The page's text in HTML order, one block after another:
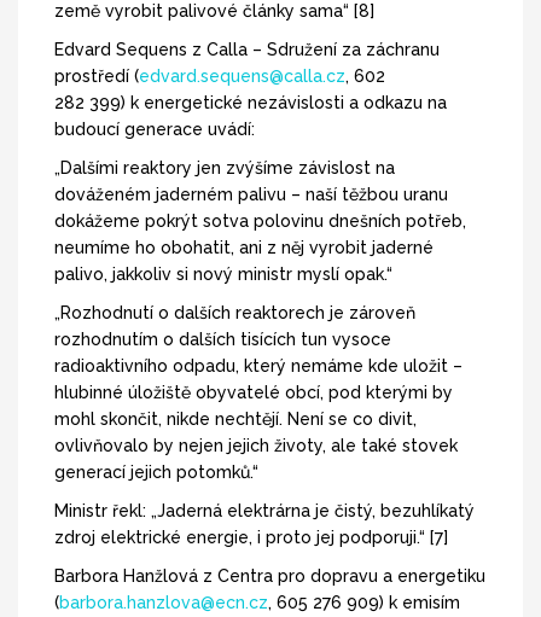
země vyrobit palivové články sama“ [8]
Edvard Sequens z Calla – Sdružení za záchranu
prostředí (edvard.sequens@calla.cz, 602
282 399) k energetické nezávislosti a odkazu na
budoucí generace uvádí:
„Dalšími reaktory jen zvýšíme závislost na
dováženém jaderném palivu – naší těžbou uranu
dokážeme pokrýt sotva polovinu dnešních potřeb,
neumíme ho obohatit, ani z něj vyrobit jaderné
palivo, jakkoliv si nový ministr myslí opak.“
„Rozhodnutí o dalších reaktorech je zároveň
rozhodnutím o dalších tisících tun vysoce
radioaktivního odpadu, který nemáme kde uložit –
hlubinné úložiště obyvatelé obcí, pod kterými by
mohl skončit, nikde nechtějí. Není se co divit,
ovlivňovalo by nejen jejich životy, ale také stovek
generací jejich potomků.“
Ministr řekl: „Jaderná elektrárna je čistý, bezuhlíkatý
zdroj elektrické energie, i proto jej podporuji.“ [7]
Barbora Hanžlová z Centra pro dopravu a energetiku
(barbora.hanzlova@ecn.cz, 605 276 909) k emisím